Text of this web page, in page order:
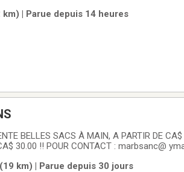
| Parue depuis 14 heures
6M. TOUS À CA$ 30.00 !! POUR CONTACT :
km) | Parue depuis 30 jours